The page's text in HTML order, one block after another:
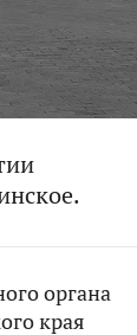
органа
края